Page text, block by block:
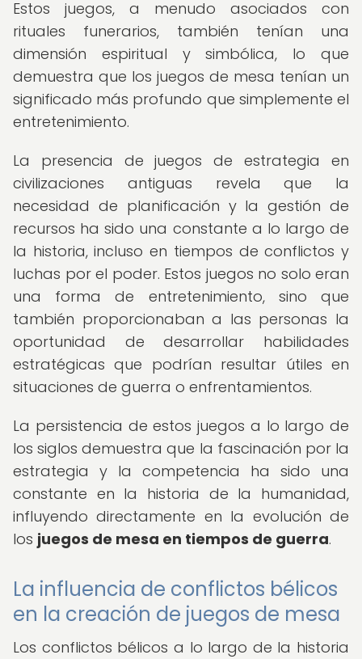
Estos juegos, a menudo asociados con
rituales funerarios, también tenían una
dimensión espiritual y simbólica, lo que
demuestra que los juegos de mesa tenían un
significado más profundo que simplemente el
entretenimiento.
La presencia de juegos de estrategia en
civilizaciones antiguas revela que la
necesidad de planificación y la gestión de
recursos ha sido una constante a lo largo de
la historia, incluso en tiempos de conflictos y
luchas por el poder. Estos juegos no solo eran
una forma de entretenimiento, sino que
también proporcionaban a las personas la
oportunidad de desarrollar habilidades
estratégicas que podrían resultar útiles en
situaciones de guerra o enfrentamientos.
La persistencia de estos juegos a lo largo de
los siglos demuestra que la fascinación por la
estrategia y la competencia ha sido una
constante en la historia de la humanidad,
influyendo directamente en la evolución de
los juegos de mesa en tiempos de guerra.
La influencia de conflictos bélicos
en la creación de juegos de mesa
Los conflictos bélicos a lo largo de la historia